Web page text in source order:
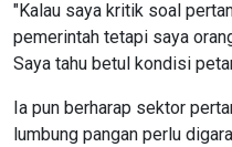
"Kalau saya kritik soal
pemerintah tetapi saya
Saya tahu betul kondisi
Ia pun berharap sektor
lumbung pangan perlu